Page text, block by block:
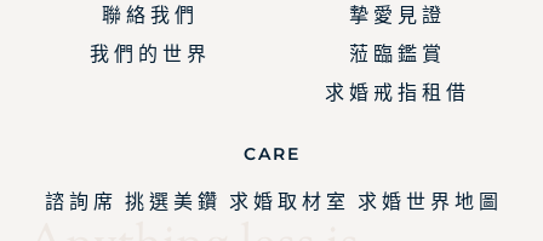
聯 絡 我 們
我 們 的 世 界
摯 愛 見 證
蒞 臨 鑑 賞
求 婚 戒 指 租 借
CARE
諮 詢 席 挑 選 美 鑽 求 婚 取 材 室 求 婚 世 界 地 圖